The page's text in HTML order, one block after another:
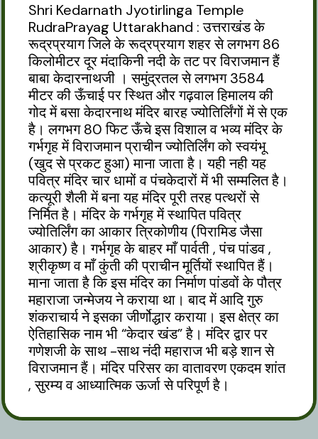
Shri Kedarnath Jyotirlinga Temple
RudraPrayag Uttarakhand : उत्तराखंड के
रूद्रप्रयाग जिले के रूद्रप्रयाग शहर से लगभग 86
किलोमीटर दूर मंदाकिनी नदी के तट पर विराजमान हैं
बाबा केदारनाथजी । समुंद्रतल से लगभग 3584
मीटर की ऊँचाई पर स्थित और गढ़वाल हिमालय की
गोद में बसा केदारनाथ मंदिर बारह ज्योतिर्लिंगों में से एक
है। लगभग 80 फिट ऊँचे इस विशाल व भव्य मंदिर के
गर्भगृह में विराजमान प्राचीन ज्योतिर्लिंग को स्वयंभू
(खुद से प्रकट हुआ) माना जाता है। यही नही यह
पवित्र मंदिर चार धामों व पंचकेदारों में भी सम्मलित है।
कत्यूरी शैली में बना यह मंदिर पूरी तरह पत्थरों से
निर्मित है। मंदिर के गर्भगृह में स्थापित पवित्र
ज्योतिर्लिंग का आकार त्रिकोणीय (पिरामिड जैसा
आकार) है। गर्भगृह के बाहर माँ पार्वती , पंच पांडव ,
श्रीकृष्ण व माँ कुंती की प्राचीन मूर्तियों स्थापित हैं।
माना जाता है कि इस मंदिर का निर्माण पांडवों के पौत्र
महाराजा जन्मेजय ने कराया था। बाद में आदि गुरु
शंकराचार्य ने इसका जीर्णोद्धार कराया। इस क्षेत्र का
ऐतिहासिक नाम भी “केदार खंड” है। मंदिर द्वार पर
गणेशजी के साथ -साथ नंदी महाराज भी बड़े शान से
विराजमान हैं। मंदिर परिसर का वातावरण एकदम शांत
, सुरम्य व आध्यात्मिक ऊर्जा से परिपूर्ण है।